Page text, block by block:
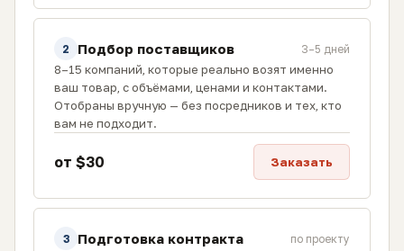
2 Подбор поставщиков 3–5 дней
8–15 компаний, которые реально возят именно
ваш товар, с объёмами, ценами и контактами.
Отобраны вручную — без посредников и тех, кто
вам не подходит.
от $30 Заказать
3 Подготовка контракта по проекту